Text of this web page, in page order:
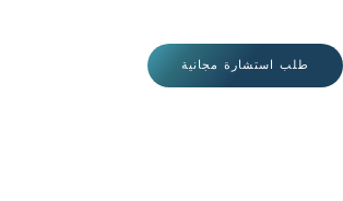
طلب استشارة مجانية